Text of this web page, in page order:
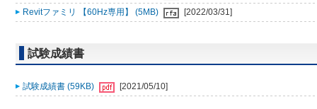
Revitファミリ 【60Hz専用】 (5MB)
[2022/03/31]
試験成績書
試験成績書 (59KB) [2021/05/10]